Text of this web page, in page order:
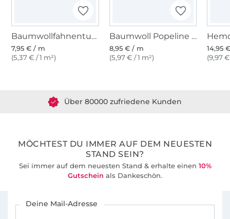
Baumwollfahnentuch, schwarz
7,95 € / m
(5,37 € / 1 m²)
Baumwoll Popeline schwarz
8,95 € / m
(5,97 € / 1 m²)
14,95
(9,97
Über 80000 zufriedene Kunden
MÖCHTEST DU IMMER AUF DEM NEUESTEN
STAND SEIN?
Sei immer auf dem neuesten Stand & erhalte einen 10%
Gutschein als Dankeschön.
Deine Mail-Adresse